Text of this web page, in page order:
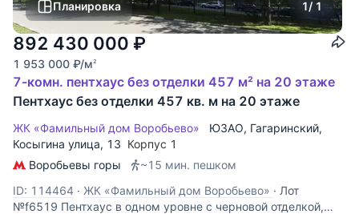
Планировка 1/ 1
892 430 000 ₽
1 953 000 ₽/м2
7-комн. пентхаус без отделки 457 м² на 20 этаже
Пентхаус без отделки 457 кв. м на 20 этаже
ЖК «Фамильный дом Воробьево» ЮЗАО, Гагаринский,
Косыгина улица, 13 Корпус 1
Воробьевы горы
~15 мин. пешком
ID: 114464 · ЖК «Фамильный дом Воробьево» · Лот
№f6519 Пентхаус в одном уровне с черновой отделкой,